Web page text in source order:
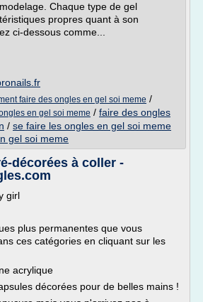
Chaque type de gel
propres quant à son
ci-dessous comme...
faire des ongles en gel soi meme /
en gel soi meme / faire des ongles
/ se faire les ongles en gel soi meme
gel soi meme
décorées à coller -
girl
plus permanentes que vous
ces catégories en cliquant sur les
acrylique
décorées pour de belles mains !